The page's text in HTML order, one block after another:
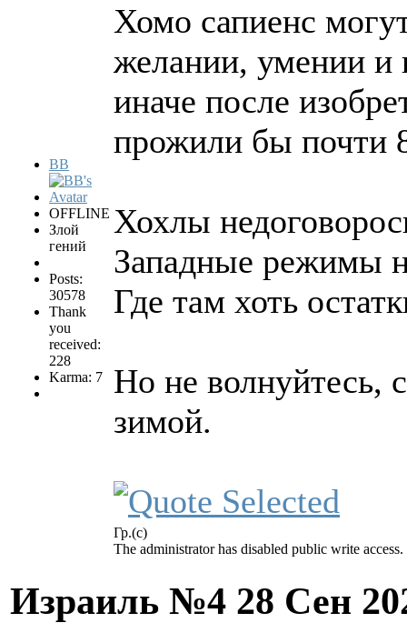
BB
OFFLINE
Злой
гений
Posts:
30578
Thank
you
received:
228
Karma: 7
Хомо сапиенс
желании, умении и
иначе после
прожили бы почти
Хохлы
Западные режимы
Где там хоть
Но не волнуйтесь,
зимой.
Гр.(с)
The administrator has disabled public write access.
Израиль №4 28 Сен